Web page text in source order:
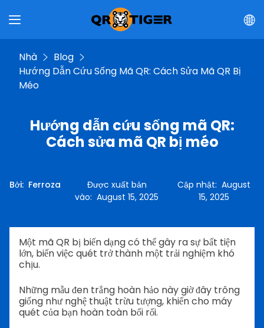
Nhà
Blog
Hướng Dẫn Cứu Sống Mã QR: Cách Sửa Mã QR Bị
Méo
Hướng dẫn cứu sống mã QR:
Cách sửa mã QR bị méo
Bởi: Ferroza
Được xuất bản
vào:August 15, 2025
Cập nhật: August
15, 2025
Một mã QR bị biến dạng có thể gây ra sự bất tiện
lớn, biến việc quét trở thành một trải nghiệm khó
chịu.
Những mẫu đen trắng hoàn hảo này giờ đây trông
giống như nghệ thuật trừu tượng, khiến cho máy
quét của bạn hoàn toàn bối rối.